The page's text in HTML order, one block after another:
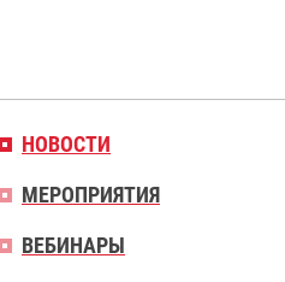
НОВОСТИ
МЕРОПРИЯТИЯ
ВЕБИНАРЫ